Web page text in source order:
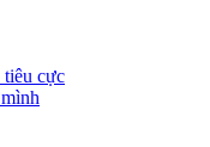
tiêu cực